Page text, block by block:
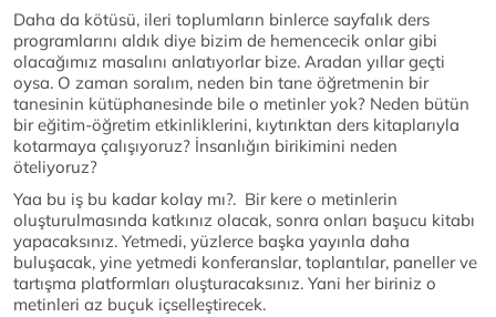
Daha da kötüsü, ileri toplumların binlerce sayfalık ders
programlarını aldık diye bizim de hemencecik onlar gibi
olacağımız masalını anlatıyorlar bize. Aradan yıllar geçti
oysa. O zaman soralım, neden bin tane öğretmenin bir
tanesinin kütüphanesinde bile o metinler yok? Neden bütün
bir eğitim-öğretim etkinliklerini, kıytırıktan ders kitaplarıyla
kotarmaya çalışıyoruz? İnsanlığın birikimini neden
öteliyoruz?
Yaa bu iş bu kadar kolay mı?. Bir kere o metinlerin
oluşturulmasında katkınız olacak, sonra onları başucu kitabı
yapacaksınız. Yetmedi, yüzlerce başka yayınla daha
buluşacak, yine yetmedi konferanslar, toplantılar, paneller ve
tartışma platformları oluşturacaksınız. Yani her biriniz o
metinleri az buçuk içselleştirecek.